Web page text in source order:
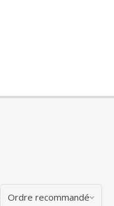
Ordre recommandé